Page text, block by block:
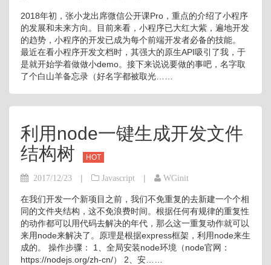
2018年初，张小龙出席微信公开课Pro，重点的介绍了小程序
的发展和未来方向。目前来看，小程序已大红大紫，遍地开发
的趋势，小程序的开发已成为每个前端开发者必备的技能。
最近在看小程序开发文档时，其强大的原生API吸引了我，于
是就开始学着做做小demo。接下来说说要做的事吧，名字取
了个白山羊备忘录（好名字都被取光……
利用node一键生成开发文件
结构树
HOT
2017/12/23 | Javascript | WGinit
在我们开发一个新项目之前，我们不免重复的去新建一个个相
同的文件夹结构，这不免浪费时间。根据任何有规律的重复性
的动作都可以用代码去解决的年代，那么这一重复动作就可以
来用node来解决了。原理是根据express框架，利用node来生
成的。 操作步骤： 1、全局安装node环境（node官网：
https://nodejs.org/zh-cn/） 2、安……